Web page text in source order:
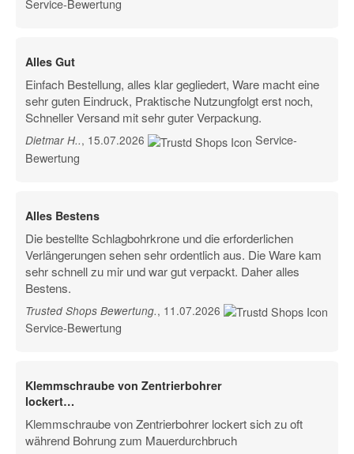
Service-Bewertung
Alles Gut
Einfach Bestellung, alles klar gegliedert, Ware macht eine
sehr guten Eindruck, Praktische Nutzungfolgt erst noch,
Schneller Versand mit sehr guter Verpackung.
Dietmar H.., 15.07.2026
Service-
Bewertung
Alles Bestens
Die bestellte Schlagbohrkrone und die erforderlichen
Verlängerungen sehen sehr ordentlich aus. Die Ware kam
sehr schnell zu mir und war gut verpackt. Daher alles
Bestens.
Trusted Shops Bewertung., 11.07.2026
Service-Bewertung
Klemmschraube von Zentrierbohrer
lockert…
Klemmschraube von Zentrierbohrer lockert sich zu oft
während Bohrung zum Mauerdurchbruch